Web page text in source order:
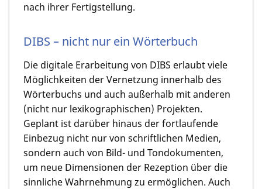
nach ihrer Fertigstellung.
DIBS – nicht nur ein Wörterbuch
Die digitale Erarbeitung von DIBS erlaubt viele
Möglichkeiten der Vernetzung innerhalb des
Wörterbuchs und auch außerhalb mit anderen
(nicht nur lexikographischen) Projekten.
Geplant ist darüber hinaus der fortlaufende
Einbezug nicht nur von schriftlichen Medien,
sondern auch von Bild- und Tondokumenten,
um neue Dimensionen der Rezeption über die
sinnliche Wahrnehmung zu ermöglichen. Auch